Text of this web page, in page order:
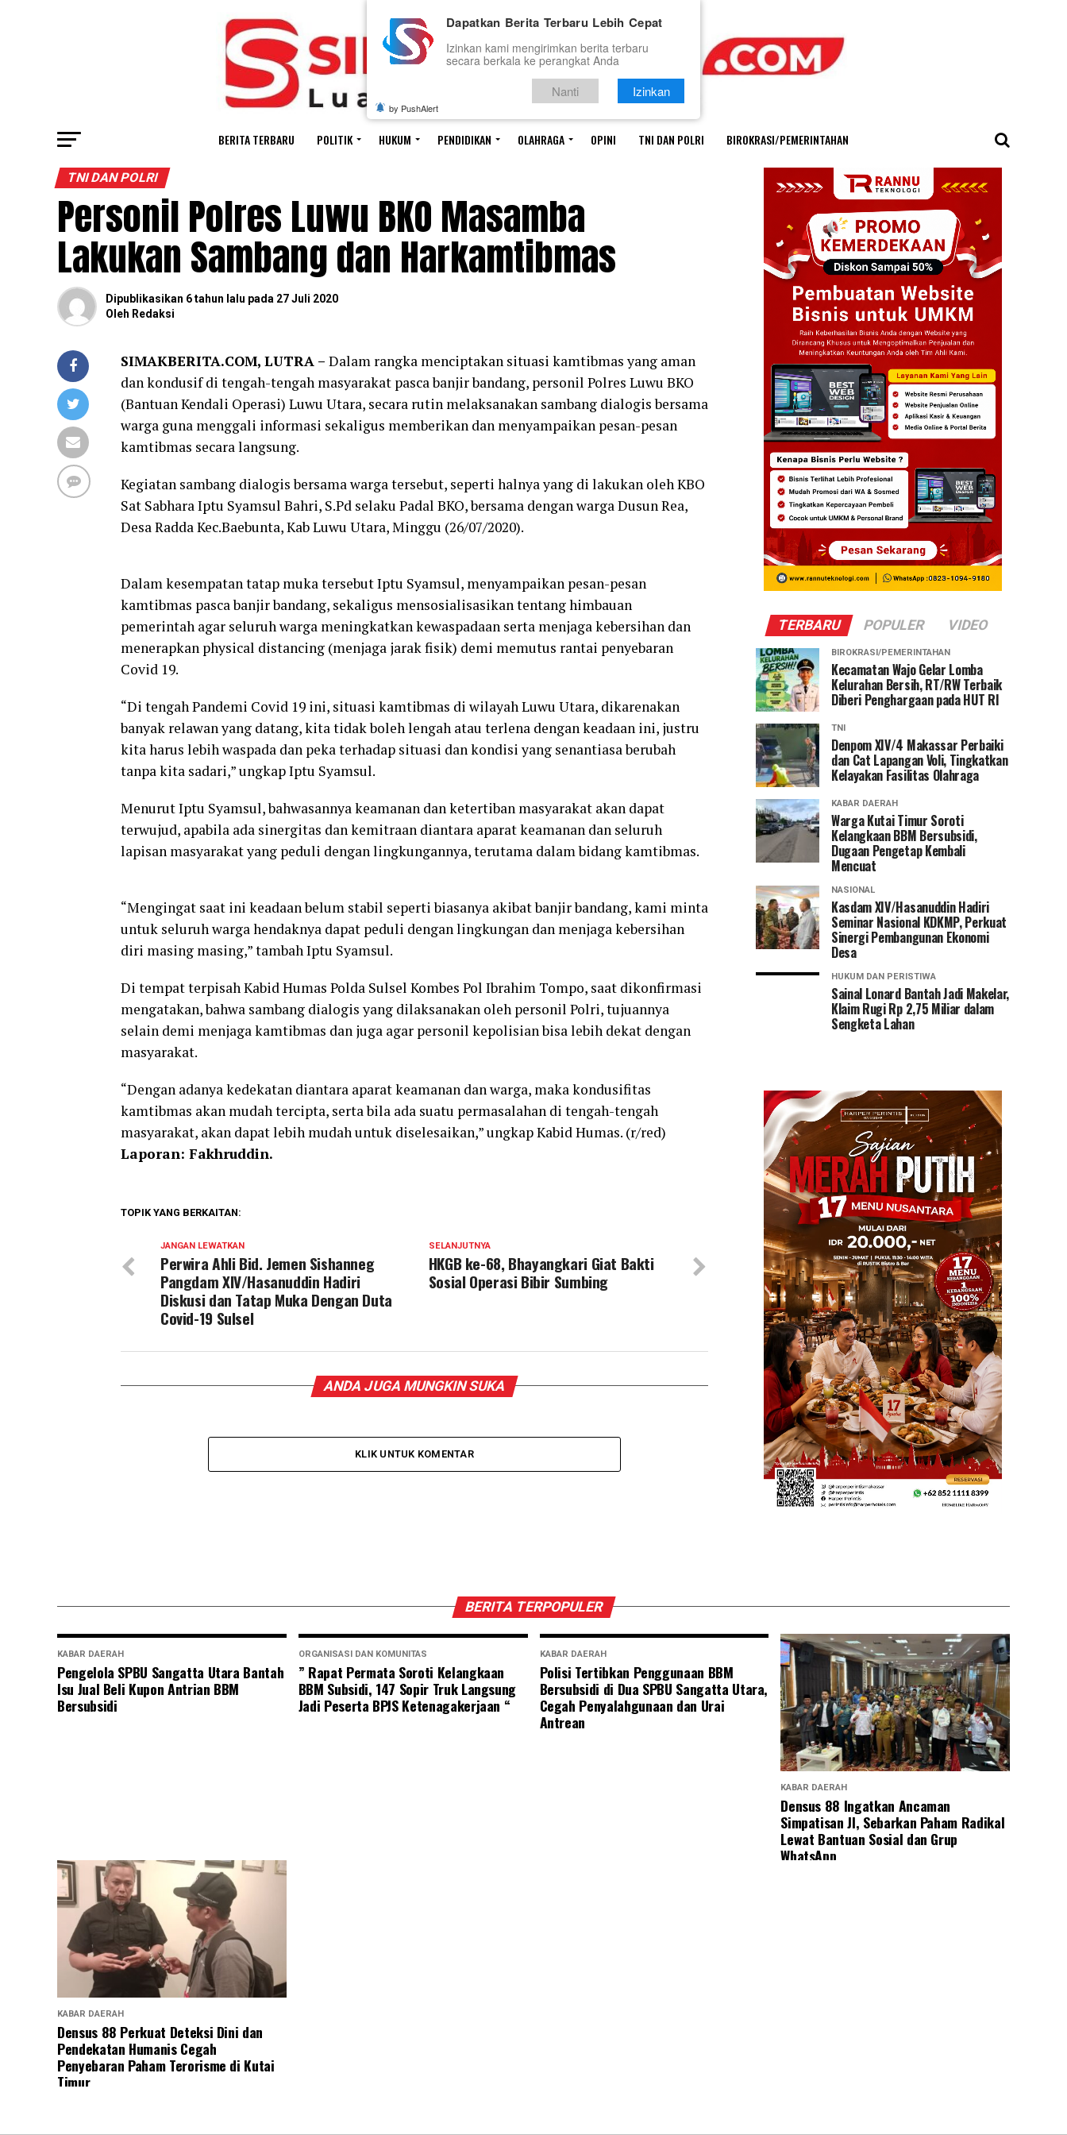
BERITA TERBARU POLITIK HUKUM PENDIDIKAN OLAHRAGA OPINI TNI DAN POLRI BIROKRASI/PEMERINTAHAN
TNI DAN POLRI
Personil Polres Luwu BKO Masamba
Lakukan Sambang dan Harkamtibmas
Dipublikasikan 6 tahun lalu pada 27 Juli 2020
Oleh Redaksi
SIMAKBERITA.COM, LUTRA – Dalam rangka menciptakan situasi kamtibmas yang aman
dan kondusif di tengah-tengah masyarakat pasca banjir bandang, personil Polres Luwu BKO
(Bantuan Kendali Operasi) Luwu Utara, secara rutin melaksanakan sambang dialogis bersama
warga guna menggali informasi sekaligus memberikan dan menyampaikan pesan-pesan
kamtibmas secara langsung.
Kegiatan sambang dialogis bersama warga tersebut, seperti halnya yang di lakukan oleh KBO
Sat Sabhara Iptu Syamsul Bahri, S.Pd selaku Padal BKO, bersama dengan warga Dusun Rea,
Desa Radda Kec.Baebunta, Kab Luwu Utara, Minggu (26/07/2020).
Dalam kesempatan tatap muka tersebut Iptu Syamsul, menyampaikan pesan-pesan
kamtibmas pasca banjir bandang, sekaligus mensosialisasikan tentang himbauan
pemerintah agar seluruh warga meningkatkan kewaspadaan serta menjaga kebersihan dan
menerapkan physical distancing (menjaga jarak fisik) demi memutus rantai penyebaran
Covid 19.
“Di tengah Pandemi Covid 19 ini, situasi kamtibmas di wilayah Luwu Utara, dikarenakan
banyak relawan yang datang, kita tidak boleh lengah atau terlena dengan keadaan ini, justru
kita harus lebih waspada dan peka terhadap situasi dan kondisi yang senantiasa berubah
tanpa kita sadari,” ungkap Iptu Syamsul.
Menurut Iptu Syamsul, bahwasannya keamanan dan ketertiban masyarakat akan dapat
terwujud, apabila ada sinergitas dan kemitraan diantara aparat keamanan dan seluruh
lapisan masyarakat yang peduli dengan lingkungannya, terutama dalam bidang kamtibmas.
“Mengingat saat ini keadaan belum stabil seperti biasanya akibat banjir bandang, kami minta
untuk seluruh warga hendaknya dapat peduli dengan lingkungan dan menjaga kebersihan
diri masing masing,” tambah Iptu Syamsul.
Di tempat terpisah Kabid Humas Polda Sulsel Kombes Pol Ibrahim Tompo, saat dikonfirmasi
mengatakan, bahwa sambang dialogis yang dilaksanakan oleh personil Polri, tujuannya
selain demi menjaga kamtibmas dan juga agar personil kepolisian bisa lebih dekat dengan
masyarakat.
“Dengan adanya kedekatan diantara aparat keamanan dan warga, maka kondusifitas
kamtibmas akan mudah tercipta, serta bila ada suatu permasalahan di tengah-tengah
masyarakat, akan dapat lebih mudah untuk diselesaikan,” ungkap Kabid Humas. (r/red)
Laporan: Fakhruddin.
TOPIK YANG BERKAITAN:
SELANJUTNYA
HKGB ke-68, Bhayangkari Giat Bakti
Sosial Operasi Bibir Sumbing
JANGAN LEWATKAN
Perwira Ahli Bid. Jemen Sishanneg
Pangdam XIV/Hasanuddin Hadiri
Diskusi dan Tatap Muka Dengan Duta
Covid-19 Sulsel
ANDA JUGA MUNGKIN SUKA
KLIK UNTUK KOMENTAR
TERBARU POPULER VIDEO
BIROKRASI/PEMERINTAHAN
Kecamatan Wajo Gelar Lomba
Kelurahan Bersih, RT/RW Terbaik
Diberi Penghargaan pada HUT RI
TNI
Denpom XIV/4 Makassar Perbaiki
dan Cat Lapangan Voli, Tingkatkan
Kelayakan Fasilitas Olahraga
KABAR DAERAH
Warga Kutai Timur Soroti
Kelangkaan BBM Bersubsidi,
Dugaan Pengetap Kembali
Mencuat
NASIONAL
Kasdam XIV/Hasanuddin Hadiri
Seminar Nasional KDKMP, Perkuat
Sinergi Pembangunan Ekonomi
Desa
HUKUM DAN PERISTIWA
Sainal Lonard Bantah Jadi Makelar,
Klaim Rugi Rp 2,75 Miliar dalam
Sengketa Lahan
BERITA TERPOPULER
KABAR DAERAH
Pengelola SPBU Sangatta Utara Bantah
Isu Jual Beli Kupon Antrian BBM
Bersubsidi
ORGANISASI DAN KOMUNITAS
” Rapat Permata Soroti Kelangkaan
BBM Subsidi, 147 Sopir Truk Langsung
Jadi Peserta BPJS Ketenagakerjaan “
KABAR DAERAH
Polisi Tertibkan Penggunaan BBM
Bersubsidi di Dua SPBU Sangatta Utara,
Cegah Penyalahgunaan dan Urai
Antrean
KABAR DAERAH
Densus 88 Ingatkan Ancaman
Simpatisan JI, Sebarkan Paham Radikal
Lewat Bantuan Sosial dan Grup
WhatsApp
KABAR DAERAH
Densus 88 Perkuat Deteksi Dini dan
Pendekatan Humanis Cegah
Penyebaran Paham Terorisme di Kutai
Timur
Dapatkan Berita Terbaru Lebih Cepat
Izinkan kami mengirimkan berita terbaru
secara berkala ke perangkat Anda
Nanti Izinkan
by PushAlert